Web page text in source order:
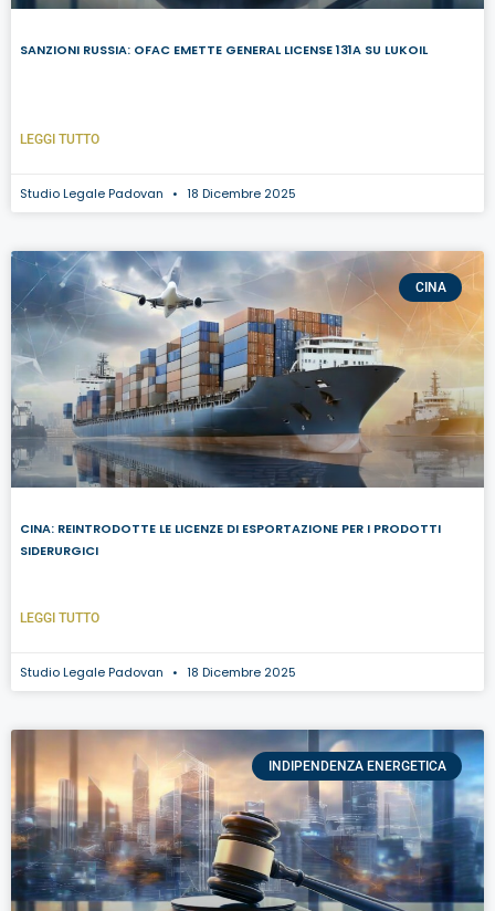
SANZIONI RUSSIA: OFAC EMETTE GENERAL LICENSE 131A SU LUKOIL
LEGGI TUTTO
Studio Legale Padovan 18 Dicembre 2025
CINA
CINA: REINTRODOTTE LE LICENZE DI ESPORTAZIONE PER I PRODOTTI
SIDERURGICI
LEGGI TUTTO
Studio Legale Padovan 18 Dicembre 2025
INDIPENDENZA ENERGETICA